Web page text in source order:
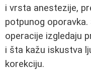
i vrsta anestezije,
potpunog
operacije izgledaju
i šta kažu iskustva
korekciju.